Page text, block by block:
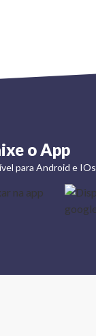
o App
para Android e IOs